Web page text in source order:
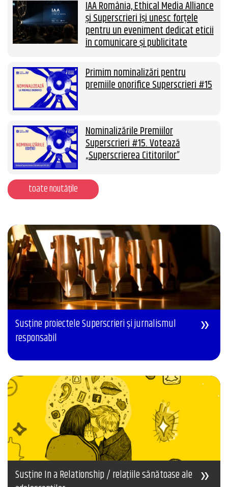
IAA România, Ethical Media Alliance
și Superscrieri își unesc forțele
pentru un eveniment dedicat eticii
în comunicare și publicitate
Primim nominalizări pentru
premiile onorifice Superscrieri #15
Nominalizările Premiilor
Superscrieri #15. Votează
„Superscrierea Cititorilor”
toate noutățile
Susține proiectele Superscrieri și jurnalismul
responsabil
Susține In a Relationship / relațiile sănătoase ale